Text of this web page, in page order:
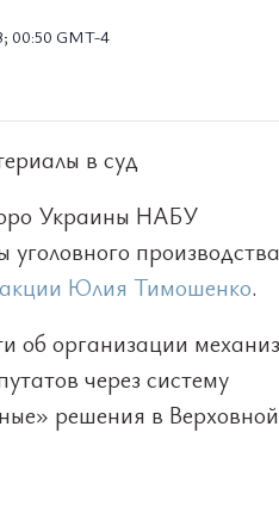
00:50 GMT-4
в суд
Украины НАБУ
Юлия Тимошенко.
об организации
через систему
решения в Верховной